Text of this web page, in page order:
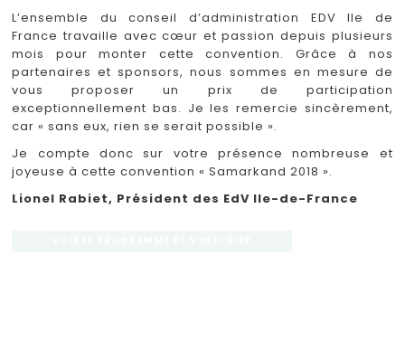
L’ensemble du conseil d’administration EDV Ile de
France travaille avec cœur et passion depuis plusieurs
mois pour monter cette convention. Grâce à nos
partenaires et sponsors, nous sommes en mesure de
vous proposer un prix de participation
exceptionnellement bas. Je les remercie sincèrement,
car « sans eux, rien se serait possible ».
Je compte donc sur votre présence nombreuse et
joyeuse à cette convention « Samarkand 2018 ».
Lionel Rabiet, Président des EdV Ile-de-France